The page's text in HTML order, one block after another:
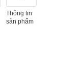
Thông tin
sản phẩm